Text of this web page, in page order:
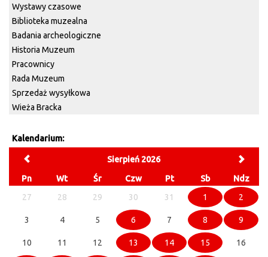
Wystawy czasowe
Biblioteka muzealna
Badania archeologiczne
Historia Muzeum
Pracownicy
Rada Muzeum
Sprzedaż wysyłkowa
Wieża Bracka
Kalendarium:
Sierpień 2026
Pn
Wt Śr Czw Pt Sb
Ndz
27
28 29 30 31 1 2
3 4 5 6 7 8 9
10 11 12 13 14 15 16